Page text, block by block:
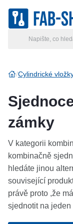
Hlavní
Klíčové systémy
Rady a tipy
Katalog
Reference
Cylindrické
zámky
V kategorii
kombinačně
hledáte jinou
související
právě proto ,že
sjednotit na jeden